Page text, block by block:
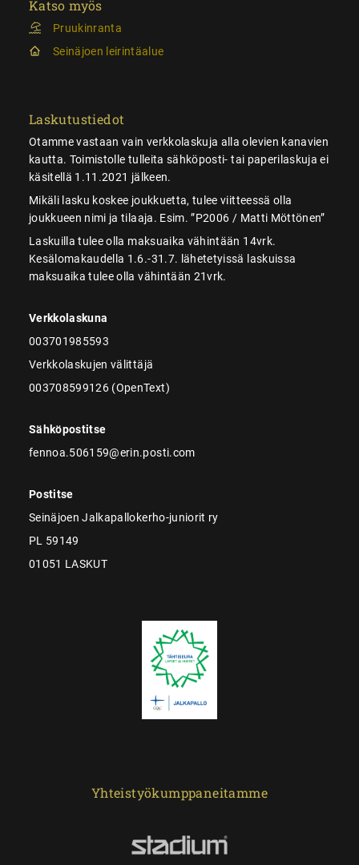
Katso myös
Pruukinranta
Seinäjoen leirintäalue
Laskutustiedot
Otamme vastaan vain verkkolaskuja alla olevien kanavien
kautta. Toimistolle tulleita sähköposti- tai paperilaskuja ei
käsitellä 1.11.2021 jälkeen.
Mikäli lasku koskee joukkuetta, tulee viitteessä olla
joukkueen nimi ja tilaaja. Esim. ”P2006 / Matti Möttönen”
Laskuilla tulee olla maksuaika vähintään 14vrk.
Kesälomakaudella 1.6.-31.7. lähetetyissä laskuissa
maksuaika tulee olla vähintään 21vrk.
Verkkolaskuna
003701985593
Verkkolaskujen välittäjä
003708599126 (OpenText)
Sähköpostitse
fennoa.506159@erin.posti.com
Postitse
Seinäjoen Jalkapallokerho-juniorit ry
PL 59149
01051 LASKUT
Yhteistyökumppaneitamme